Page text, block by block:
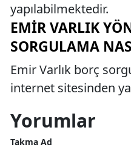
yapılabilmektedir.
EMIR VARLIK
SORGULAMA
Emir Varlık borç
internet sitesinden
Yorumlar
Takma Ad